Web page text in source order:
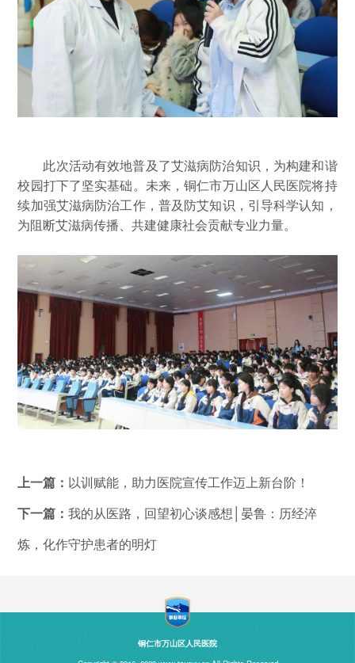
此次活动有效地普及了艾滋病防治知识，为构建和谐
校园打下了坚实基础。未来，铜仁市万山区人民医院将持
续加强艾滋病防治工作，普及防艾知识，引导科学认知，
为阻断艾滋病传播、共建健康社会贡献专业力量。
上一篇： 以训赋能，助力医院宣传工作迈上新台阶！
下一篇：我的从医路，回望初心谈感想│晏鲁：历经淬
炼，化作守护患者的明灯
铜仁市万山区人民医院